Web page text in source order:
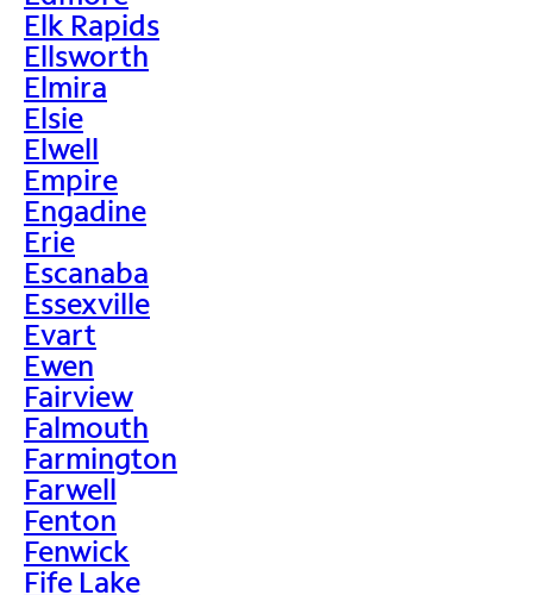
Elk Rapids
Ellsworth
Elmira
Elsie
Elwell
Empire
Engadine
Erie
Escanaba
Essexville
Evart
Ewen
Fairview
Falmouth
Farmington
Farwell
Fenton
Fenwick
Fife Lake